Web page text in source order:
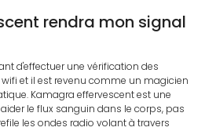
rendra mon signal
d'effectuer une vérification des
et il est revenu comme un magicien
Kamagra effervescent est une
le flux sanguin dans le corps, pas
les ondes radio volant à travers